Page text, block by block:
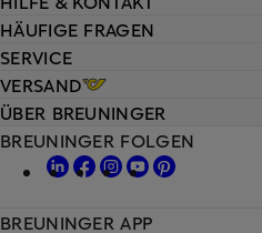
HÄUFIGE FRAGEN
SERVICE
VERSAND
ÜBER BREUNINGER
BREUNINGER FOLGEN
BREUNINGER APP